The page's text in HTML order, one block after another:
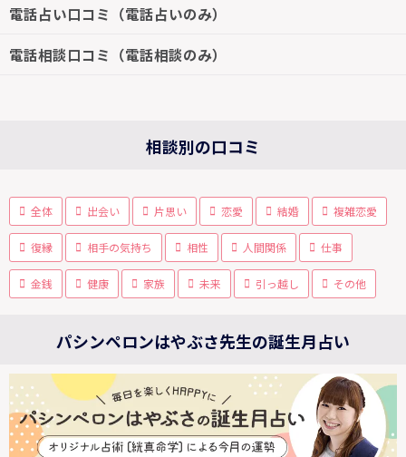
電話占い口コミ（電話占いのみ）
電話相談口コミ（電話相談のみ）
相談別の口コミ
全体 出会い 片思い 恋愛 結婚 複雑恋愛
復縁 相手の気持ち 相性 人間関係 仕事
金銭 健康 家族 未来 引っ越し その他
パシンペロンはやぶさ先生の誕生月占い